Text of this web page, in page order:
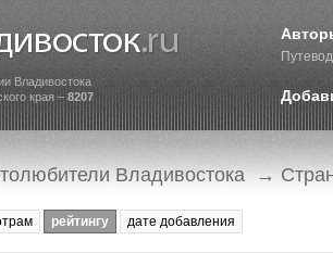
Владивостока
края – 8207
Владивостока →
рейтингу дате добавления